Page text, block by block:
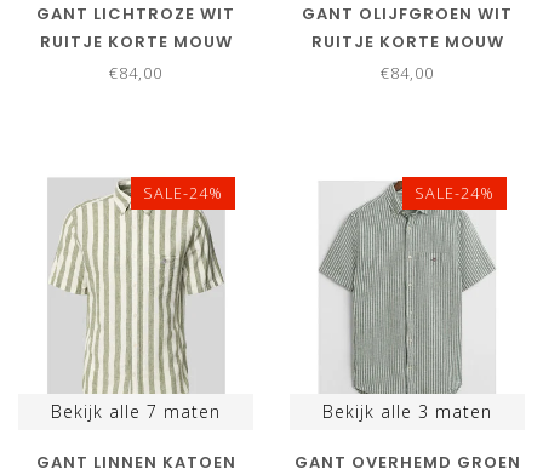
GANT LICHTROZE WIT
RUITJE KORTE MOUW
€84,00
GANT OLIJFGROEN WIT
RUITJE KORTE MOUW
€84,00
SALE-24%
Bekijk alle 7 maten
GANT LINNEN KATOEN
SALE-24%
Bekijk alle 3 maten
GANT OVERHEMD GROEN